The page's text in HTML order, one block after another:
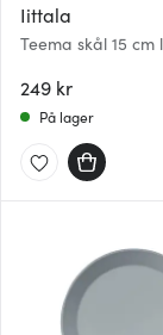
Iittala
Teema skål 15 cm
249 kr
På lager